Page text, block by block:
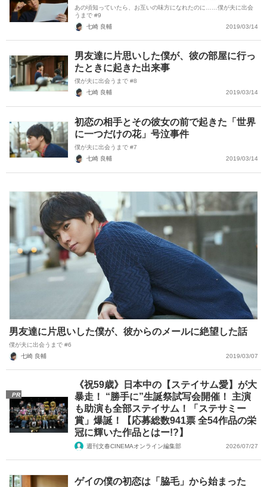
あの頃知っていたら、お互いの味方になれたのに……僕が夫に出会
うまで #9
七崎 良輔
2019/03/14
男友達に片思いした僕が、彼の部屋に行っ
たときに起きた出来事
僕が夫に出会うまで #8
七崎 良輔
2019/03/14
初恋の相手とその彼女の前で起きた「世界
に一つだけの花」号泣事件
僕が夫に出会うまで #7
七崎 良輔
2019/03/14
男友達に片思いした僕が、彼からのメールに絶望した話
僕が夫に出会うまで #6
七崎 良輔
2019/03/07
PR
《祝59歳》日本中の【ステイサム愛】が大
暴走！ “勝手に”生誕祭試写会開催！ 主演
も助演も全部ステイサム！「ステサミー
賞」爆誕！【応募総数941票 全54作品の栄
冠に輝いた作品とはー!?】
週刊文春CINEMAオンライン編集部 2026/07/27
ゲイの僕の初恋は「脇毛」から始まった